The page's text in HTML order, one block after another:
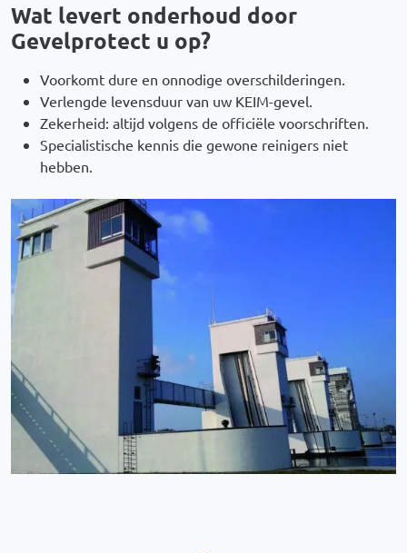
Wat levert onderhoud door
Gevelprotect u op?
Voorkomt dure en onnodige overschilderingen.
Verlengde levensduur van uw KEIM-gevel.
Zekerheid: altijd volgens de officiële voorschriften.
Specialistische kennis die gewone reinigers niet
hebben.
Afbeelding